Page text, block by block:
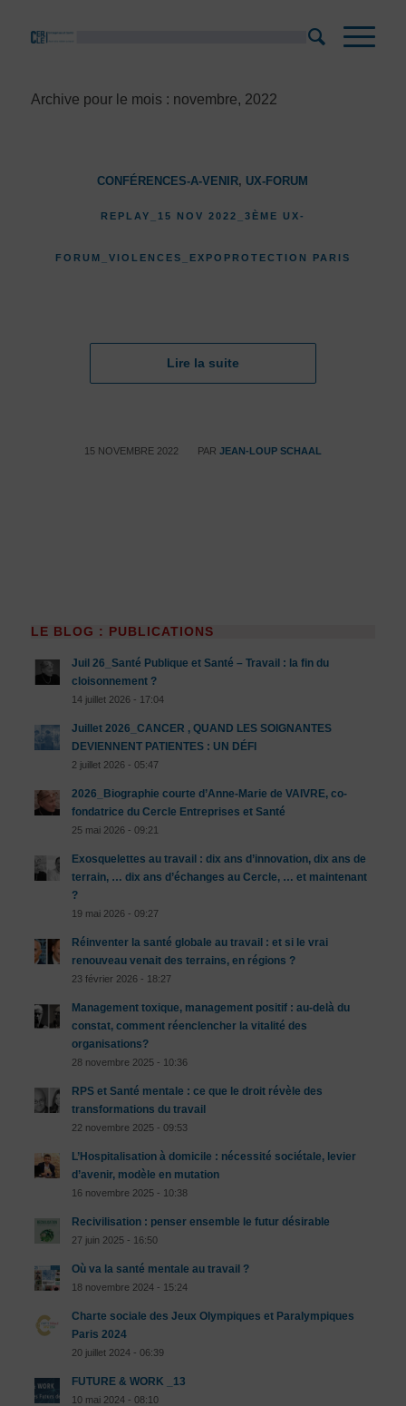
Archive pour le mois : novembre, 2022
CONFÉRENCES-A-VENIR, UX-FORUM
REPLAY_15 NOV 2022_3ÈME UX-
FORUM_VIOLENCES_EXPOPROTECTION PARIS
Lire la suite
15 NOVEMBRE 2022
/ PAR JEAN-LOUP SCHAAL
LE BLOG : PUBLICATIONS
Juil 26_Santé Publique et Santé – Travail : la fin du
cloisonnement ?
14 juillet 2026 - 17:04
Juillet 2026_CANCER , QUAND LES SOIGNANTES
DEVIENNENT PATIENTES : UN DÉFI
2 juillet 2026 - 05:47
2026_Biographie courte d’Anne-Marie de VAIVRE, co-
fondatrice du Cercle Entreprises et Santé
25 mai 2026 - 09:21
Exosquelettes au travail : dix ans d’innovation, dix ans de
terrain, … dix ans d’échanges au Cercle, … et maintenant
?
19 mai 2026 - 09:27
Réinventer la santé globale au travail : et si le vrai
renouveau venait des terrains, en régions ?
23 février 2026 - 18:27
Management toxique, management positif : au-delà du
constat, comment réenclencher la vitalité des
organisations?
28 novembre 2025 - 10:36
RPS et Santé mentale : ce que le droit révèle des
transformations du travail
22 novembre 2025 - 09:53
L’Hospitalisation à domicile : nécessité sociétale, levier
d’avenir, modèle en mutation
16 novembre 2025 - 10:38
Recivilisation : penser ensemble le futur désirable
27 juin 2025 - 16:50
Où va la santé mentale au travail ?
18 novembre 2024 - 15:24
Charte sociale des Jeux Olympiques et Paralympiques
Paris 2024
20 juillet 2024 - 06:39
FUTURE & WORK _13
10 mai 2024 - 08:10